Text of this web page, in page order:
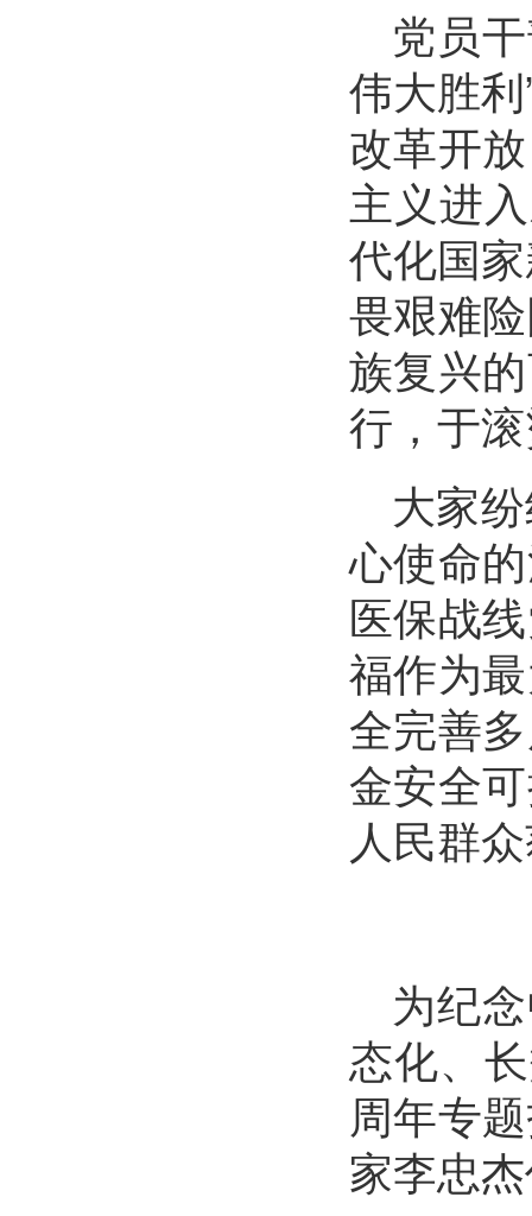
党员
伟大胜
改革开
主义进
代化国
畏艰难
族复兴
行，于
大家
心使命
医保战
福作为
全完善
金安全
人民群
为纪
态化、
周年专
家李忠